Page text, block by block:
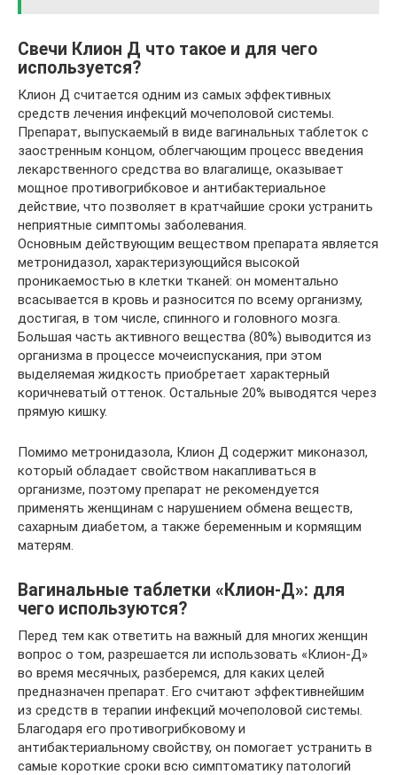
Свечи Клион Д что такое и для чего
используется?
Клион Д считается одним из самых эффективных
средств лечения инфекций мочеполовой системы.
Препарат, выпускаемый в виде вагинальных таблеток с
заостренным концом, облегчающим процесс введения
лекарственного средства во влагалище, оказывает
мощное противогрибковое и антибактериальное
действие, что позволяет в кратчайшие сроки устранить
неприятные симптомы заболевания.
Основным действующим веществом препарата является
метронидазол, характеризующийся высокой
проникаемостью в клетки тканей: он моментально
всасывается в кровь и разносится по всему организму,
достигая, в том числе, спинного и головного мозга.
Большая часть активного вещества (80%) выводится из
организма в процессе мочеиспускания, при этом
выделяемая жидкость приобретает характерный
коричневатый оттенок. Остальные 20% выводятся через
прямую кишку.
Помимо метронидазола, Клион Д содержит миконазол,
который обладает свойством накапливаться в
организме, поэтому препарат не рекомендуется
применять женщинам с нарушением обмена веществ,
сахарным диабетом, а также беременным и кормящим
матерям.
Вагинальные таблетки «Клион-Д»: для
чего используются?
Перед тем как ответить на важный для многих женщин
вопрос о том, разрешается ли использовать «Клион-Д»
во время месячных, разберемся, для каких целей
предназначен препарат. Его считают эффективнейшим
из средств в терапии инфекций мочеполовой системы.
Благодаря его противогрибковому и
антибактериальному свойству, он помогает устранить в
самые короткие сроки всю симптоматику патологий